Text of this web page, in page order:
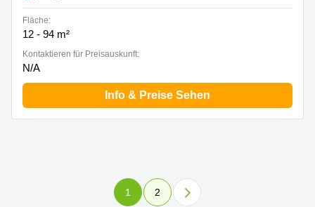
Fläche:
12 - 94 m²
Kontaktieren für Preisauskunft:
N/A
Info & Preise Sehen
1 2